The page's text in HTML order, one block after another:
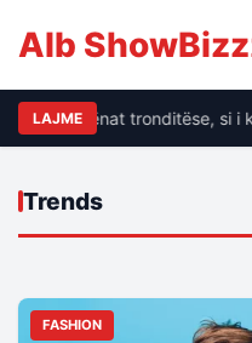
Alb
LAJME
Dalin të dhënat tronditëse, si
Trends
FASHION